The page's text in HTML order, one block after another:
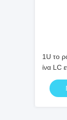
1U το
ίνα LC